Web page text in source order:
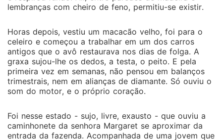
lembranças com cheiro de feno, permitiu-se existir.
Horas depois, vestiu um macacão velho, foi para o
celeiro e começou a trabalhar em um dos carros
antigos que o avô restaurava nos dias de folga. A
graxa sujou-lhe os dedos, a testa, o peito. E pela
primeira vez em semanas, não pensou em balanços
trimestrais, nem em alianças de diamante. Só ouviu o
som do motor, e o próprio coração.
Foi nesse estado - sujo, livre, exausto - que ouviu a
caminhonete da senhora Margaret se aproximar da
entrada da fazenda. Acompanhada de uma jovem que